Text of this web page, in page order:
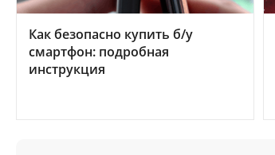
Как безопасно купить б/у
смартфон: подробная
инструкция